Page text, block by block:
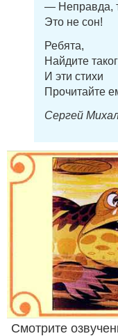
— Неправда,
Это не сон!
Ребята,
Найдите
И эти стихи
Прочитайте
Сергей
Смотрите